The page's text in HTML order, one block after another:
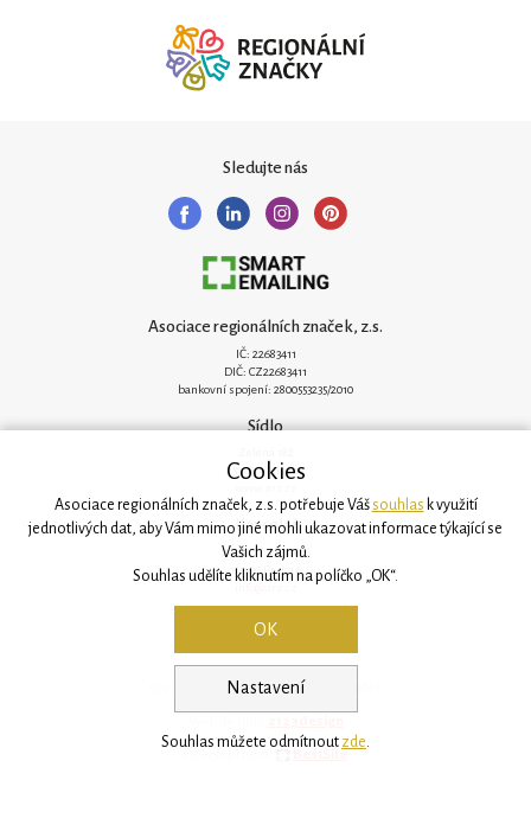
Sledujte nás
Asociace regionálních značek, z.s.
IČ: 22683411
DIČ: CZ22683411
bankovní spojení: 2800553235/2010
Sídlo
251 62 Mukařov
Kancelář
Svatovítská 906/6
160 00 Praha 6
© 2026, Asociace regionálních značek
Cookies
Asociace regionálních značek, z.s. potřebuje Vášsouhlas k využití
jednotlivých dat, aby Vám mimo jiné mohli ukazovat informace týkající se
Vašich zájmů.
Souhlas udělíte kliknutím na políčko „OK“.
Nastavení
OK
Souhlas můžete odmítnout zde.